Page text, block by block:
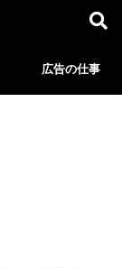
広告の仕事